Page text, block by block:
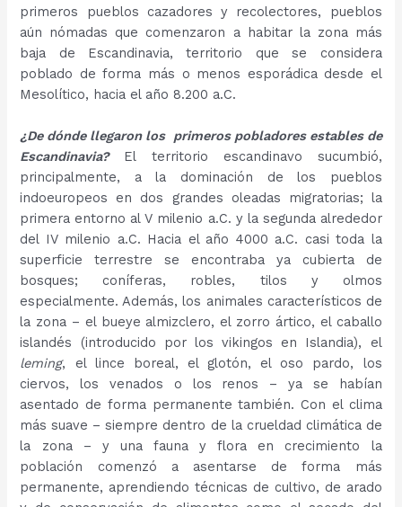
primeros pueblos cazadores y recolectores, pueblos
aún nómadas que comenzaron a habitar la zona más
baja de Escandinavia, territorio que se considera
poblado de forma más o menos esporádica desde el
Mesolítico, hacia el año 8.200 a.C.
¿De dónde llegaron los primeros pobladores estables de
Escandinavia?El territorio escandinavo sucumbió,
principalmente, a la dominación de los pueblos
indoeuropeos en dos grandes oleadas migratorias; la
primera entorno al V milenio a.C. y la segunda alrededor
del IV milenio a.C. Hacia el año 4000 a.C. casi toda la
superficie terrestre se encontraba ya cubierta de
bosques; coníferas, robles, tilos y olmos
especialmente. Además, los animales característicos de
la zona – el bueye almizclero, el zorro ártico, el caballo
islandés (introducido por los vikingos en Islandia), el
leming, el lince boreal, el glotón, el oso pardo, los
ciervos, los venados o los renos – ya se habían
asentado de forma permanente también. Con el clima
más suave – siempre dentro de la crueldad climática de
la zona – y una fauna y flora en crecimiento la
población comenzó a asentarse de forma más
permanente, aprendiendo técnicas de cultivo, de arado